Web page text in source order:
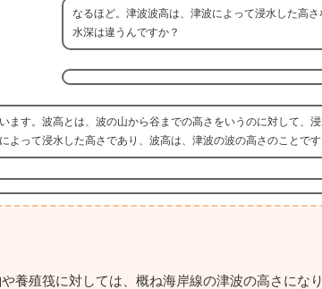
なるほど。津波波高は、津波によって浸水した高
水深は違うんですか？
ます。波高とは、波の山から谷までの高さをいうのに対して、
よって浸水した高さであり、波高は、津波の波の高さのことです
養殖筏に対しては、概ね海岸線の津波の高さにな